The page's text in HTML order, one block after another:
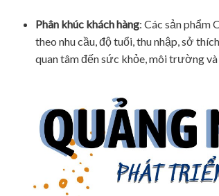
Phân khúc khách hàng: Các sản phẩm
theo nhu cầu, độ tuổi, thu nhập, sở
quan tâm đến sức khỏe, môi trường